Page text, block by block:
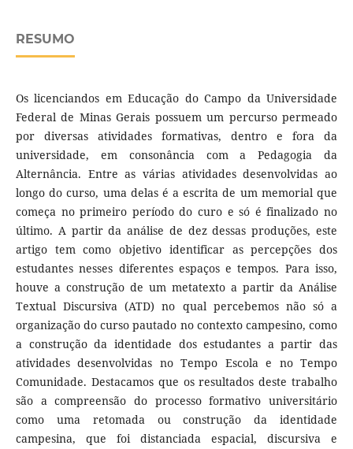
RESUMO
Os licenciandos em Educação do Campo da Universidade
Federal de Minas Gerais possuem um percurso permeado
por diversas atividades formativas, dentro e fora da
universidade, em consonância com a Pedagogia da
Alternância. Entre as várias atividades desenvolvidas ao
longo do curso, uma delas é a escrita de um memorial que
começa no primeiro período do curo e só é finalizado no
último. A partir da análise de dez dessas produções, este
artigo tem como objetivo identificar as percepções dos
estudantes nesses diferentes espaços e tempos. Para isso,
houve a construção de um metatexto a partir da Análise
Textual Discursiva (ATD) no qual percebemos não só a
organização do curso pautado no contexto campesino, como
a construção da identidade dos estudantes a partir das
atividades desenvolvidas no Tempo Escola e no Tempo
Comunidade. Destacamos que os resultados deste trabalho
são a compreensão do processo formativo universitário
como uma retomada ou construção da identidade
campesina, que foi distanciada espacial, discursiva e